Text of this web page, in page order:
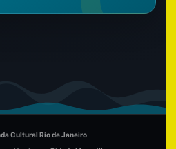
Cultural Rio de Janeiro